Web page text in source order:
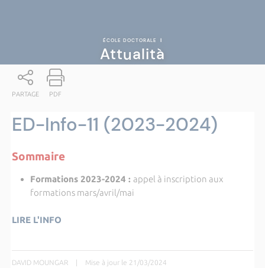
ÉCOLE DOCTORALE |
Attualità
PARTAGE PDF
ED-Info-11 (2023-2024)
Sommaire
Formations 2023-2024 : appel à inscription aux
formations mars/avril/mai
LIRE L'INFO
DAVID MOUNGAR | Mise à jour le 21/03/2024